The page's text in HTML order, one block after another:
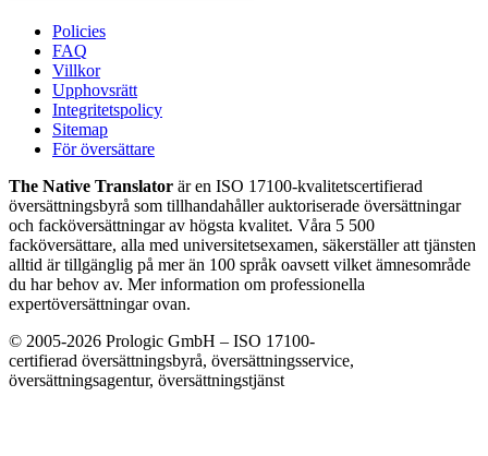
Policies
FAQ
Villkor
Upphovsrätt
Integritetspolicy
Sitemap
För översättare
The Native Translator är en ISO 17100-kvalitetscertifierad
översättningsbyrå som tillhandahåller auktoriserade översättningar
och facköversättningar av högsta kvalitet. Våra 5 500
facköversättare, alla med universitetsexamen, säkerställer att tjänsten
alltid är tillgänglig på mer än 100 språk oavsett vilket ämnesområde
du har behov av. Mer information om professionella
expertöversättningar ovan.
© 2005-2026 Prologic GmbH – ISO 17100-
certifierad översättningsbyrå, översättningsservice,
översättningsagentur, översättningstjänst